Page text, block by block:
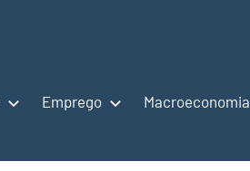
Emprego Macroeconomia